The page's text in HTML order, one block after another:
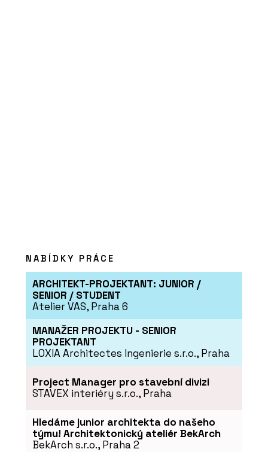
PRODUKTY
Suché podlahy RigiStabil -
Rigips
NABÍDKY PRÁCE
ARCHITEKT-PROJEKTANT: JUNIOR /
SENIOR / STUDENT
Atelier VAS, Praha 6
MANAŽER PROJEKTU - SENIOR
PROJEKTANT
LOXIA Architectes Ingenierie s.r.o., Praha
Project Manager pro stavební divizi
STAVEX interiéry s.r.o., Praha
Hledáme junior architekta do našeho
týmu! Architektonický ateliér BekArch
BekArch s.r.o., Praha 2